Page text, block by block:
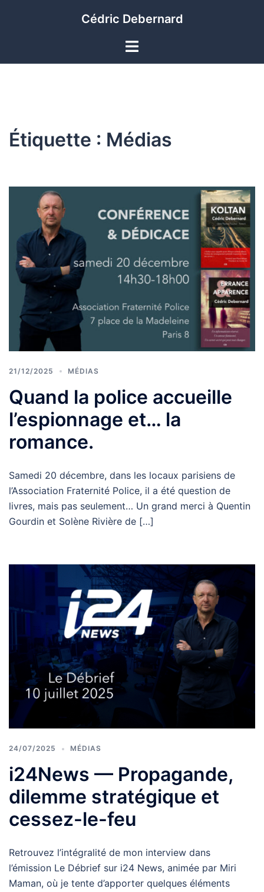
Cédric Debernard
Ouvrir/fermer
Étiquette : Médias
21/12/2025 MÉDIAS
Quand la police accueille
l’espionnage et… la
romance.
Samedi 20 décembre, dans les locaux parisiens de
l’Association Fraternité Police, il a été question de
livres, mais pas seulement… Un grand merci à Quentin
Gourdin et Solène Rivière de […]
24/07/2025 MÉDIAS
i24News — Propagande,
dilemme stratégique et
cessez-le-feu
Retrouvez l’intégralité de mon interview dans
l’émission Le Débrief sur i24 News, animée par Miri
Maman, où je tente d’apporter quelques éléments